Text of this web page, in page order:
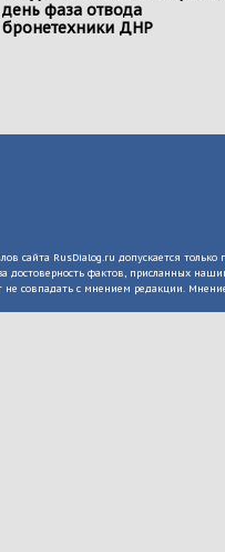
день фаза отвода
бронетехники ДНР
сайта RusDialog.ru допускается
достоверность фактов, присланных
совпадать с мнением редакции.